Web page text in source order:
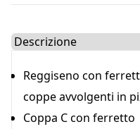
Select a tab
Reggiseno con
coppe avvolgenti in
Coppa C con ferretto